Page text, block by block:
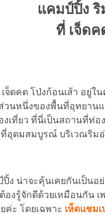
แคมป์ปิ้ง ริ
ที่ เจ็ดค
ดคต โป่งก้อนเส้า อยู่ใ
วนหนึ่งของพื้นที่อุทยาน
เที่ยว ที่นี่เป็นสถานที่ท่
อุดมสมบูรณ์ บริเวณริม
น่าจะคุ้นเคยกันเป็นอย่
งรู้จักดีด้วยเหมือนกัน
ค่ะ โดยเฉพาะ เห็ดแชม